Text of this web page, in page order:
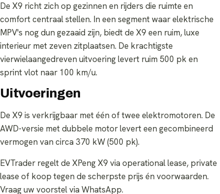
De X9 richt zich op gezinnen en rijders die ruimte en
comfort centraal stellen. In een segment waar elektrische
MPV's nog dun gezaaid zijn, biedt de X9 een ruim, luxe
interieur met zeven zitplaatsen. De krachtigste
vierwielaangedreven uitvoering levert ruim 500 pk en
sprint vlot naar 100 km/u.
Uitvoeringen
De X9 is verkrijgbaar met één of twee elektromotoren. De
AWD-versie met dubbele motor levert een gecombineerd
vermogen van circa 370 kW (500 pk).
EVTrader regelt de XPeng X9 via operational lease, private
lease of koop tegen de scherpste prijs én voorwaarden.
Vraag uw voorstel via WhatsApp.